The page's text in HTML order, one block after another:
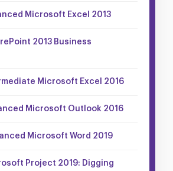
Microsoft Excel 2013
2013 Business
Microsoft Excel 2016
Microsoft Outlook 2016
Microsoft Word 2019
Project 2019: Digging